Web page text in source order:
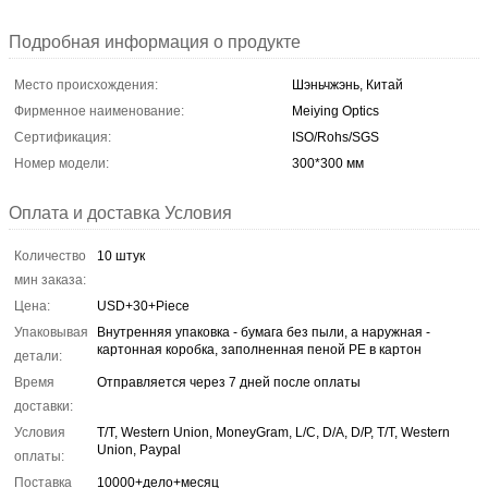
Подробная информация о продукте
Место происхождения:
Шэньчжэнь, Китай
Фирменное наименование:
Meiying Optics
Сертификация:
ISO/Rohs/SGS
Номер модели:
300*300 мм
Оплата и доставка Условия
Количество
мин заказа:
10 штук
Цена:
USD+30+Piece
Упаковывая
детали:
Внутренняя упаковка - бумага без пыли, а наружная -
картонная коробка, заполненная пеной PE в картон
Время
доставки:
Отправляется через 7 дней после оплаты
Условия
оплаты:
T/T, Western Union, MoneyGram, L/C, D/A, D/P, T/T, Western
Union, Paypal
Поставка 10000+дело+месяц